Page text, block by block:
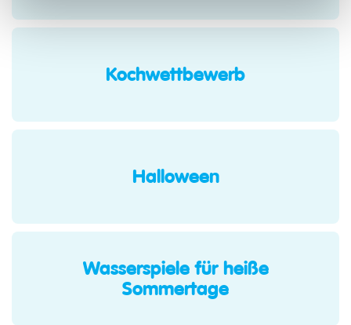
Kochwettbewerb
Halloween
Wasserspiele für heiße
Sommertage